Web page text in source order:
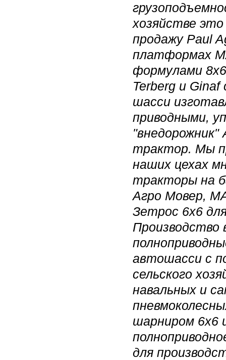
хозяйстве
продажу Paul
платформах
формулами
Terberg и
шасси
приводными,
трактор. Мы
наших цехах
тракторы на
Агро Мовер,
Зетрос 6х6
Производство
автошасси с
сельского
навальных и
шарниром 6х6
для